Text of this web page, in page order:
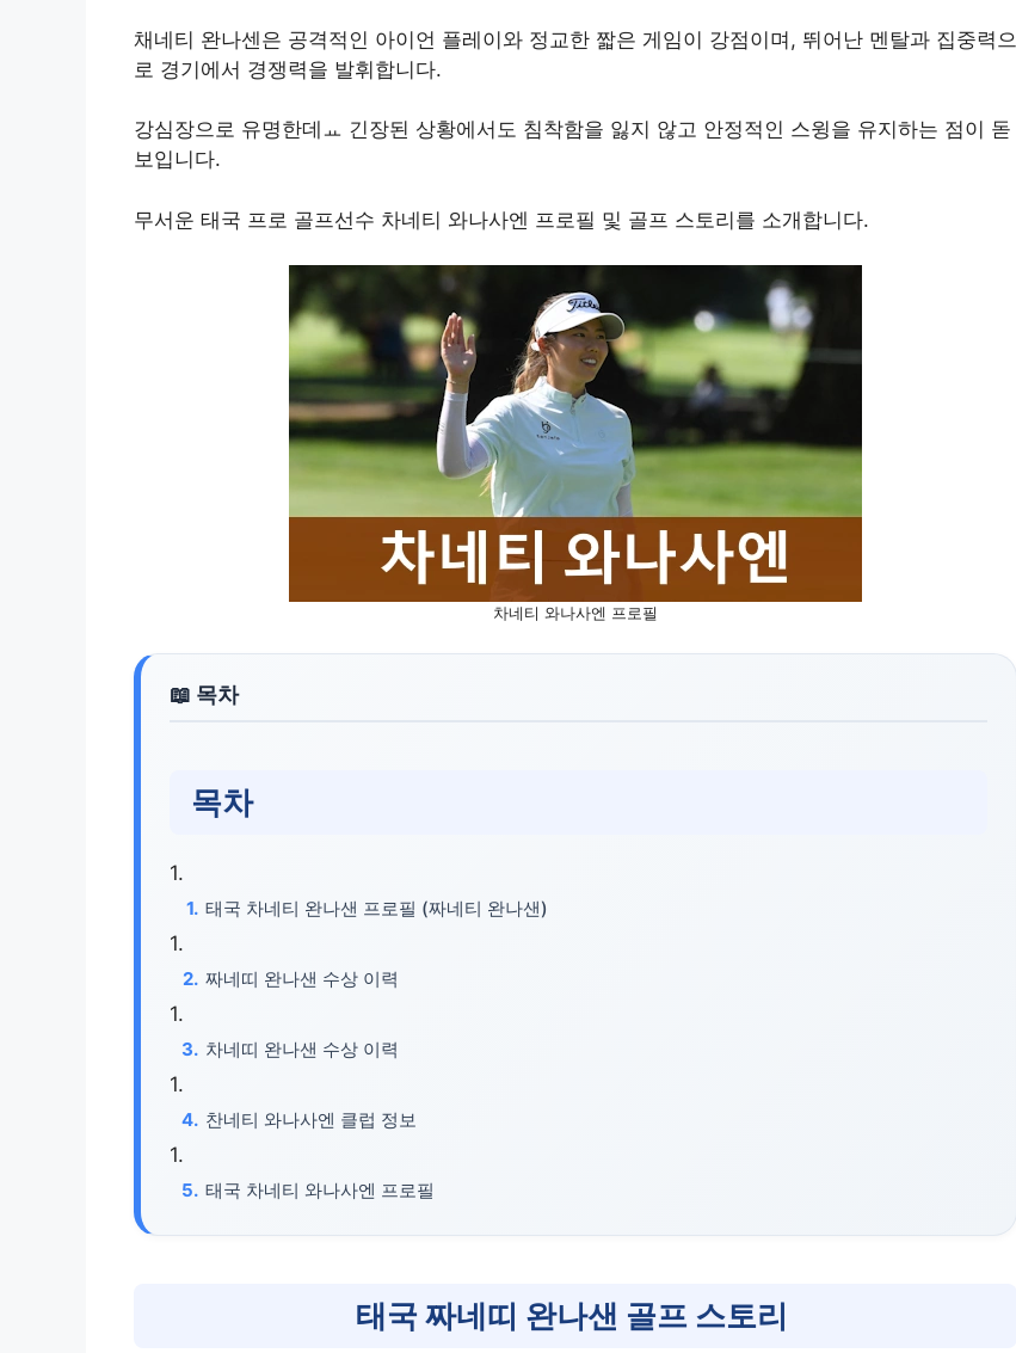
채네티 완나센은 공격적인 아이언 플레이와 정교한 짧은 게임이 강점이며, 뛰어난 멘탈과 집중력으
로 경기에서 경쟁력을 발휘합니다.
강심장으로 유명한데ㅛ 긴장된 상황에서도 침착함을 잃지 않고 안정적인 스윙을 유지하는 점이 돋
보입니다.
무서운 태국 프로 골프선수 차네티 와나사엔 프로필 및 골프 스토리를 소개합니다.
차네티 와나사엔 프로필
목차
태국 차네티 완나샌 프로필 (짜네티 완나샌)
짜네띠 완나샌 수상 이력
차네띠 완나샌 수상 이력
찬네티 와나사엔 클럽 정보
태국 차네티 와나사엔 프로필
태국 짜네띠 완나샌 골프 스토리